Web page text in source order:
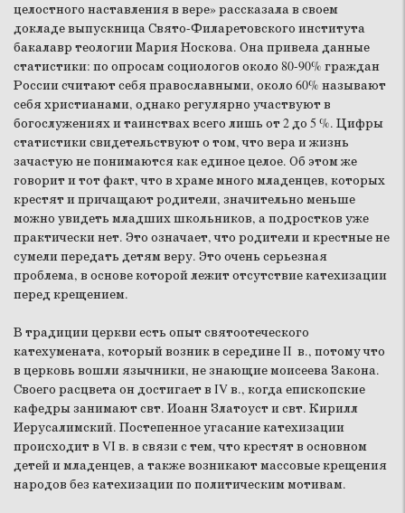
целостного наставления в вере» рассказала в своем
докладе выпускница Свято-Филаретовского института
бакалавр теологии Мария Носкова. Она привела данные
статистики: по опросам социологов около 80-90% граждан
России считают себя православными, около 60% называют
себя христианами, однако регулярно участвуют в
богослужениях и таинствах всего лишь от 2 до 5 %. Цифры
статистики свидетельствуют о том, что вера и жизнь
зачастую не понимаются как единое целое. Об этом же
говорит и тот факт, что в храме много младенцев, которых
крестят и причащают родители, значительно меньше
можно увидеть младших школьников, а подростков уже
практически нет. Это означает, что родители и крестные не
сумели передать детям веру. Это очень серьезная
проблема, в основе которой лежит отсутствие катехизации
перед крещением.
В традиции церкви есть опыт святоотеческого
катехумената, который возник в середине II в., потому что
в церковь вошли язычники, не знающие моисеева Закона.
Своего расцвета он достигает в IV в., когда епископские
кафедры занимают свт. Иоанн Златоуст и свт. Кирилл
Иерусалимский. Постепенное угасание катехизации
происходит в VI в. в связи с тем, что крестят в основном
детей и младенцев, а также возникают массовые крещения
народов без катехизации по политическим мотивам.